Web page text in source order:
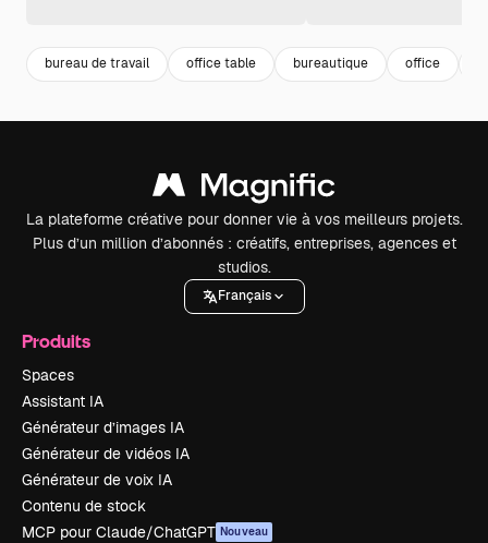
bureau de travail office table bureautique office
La plateforme créative pour donner vie à vos meilleurs projets.
Plus d’un million d’abonnés : créatifs, entreprises, agences et
studios.
Français
Produits
Spaces
Assistant IA
Générateur d’images IA
Générateur de vidéos IA
Générateur de voix IA
Contenu de stock
MCP pour Claude/ChatGPT Nouveau